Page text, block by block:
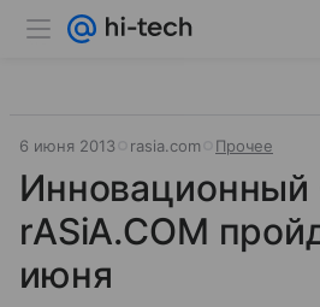
6 июня 2013 rasia.com Прочее
rASiA.COM
июня